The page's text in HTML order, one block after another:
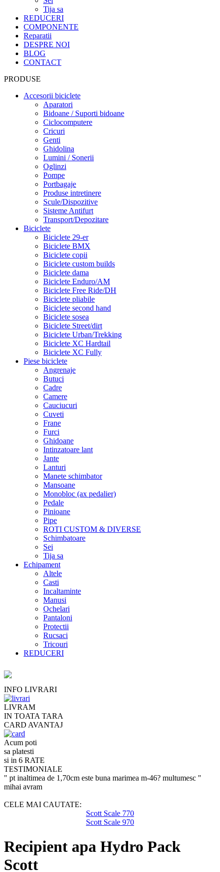
Tija sa
REDUCERI
COMPONENTE
Reparatii
DESPRE NOI
BLOG
CONTACT
PRODUSE
Accesorii biciclete
Aparatori
Bidoane / Suporti bidoane
Ciclocomputere
Cricuri
Genti
Ghidolina
Lumini / Sonerii
Oglinzi
Pompe
Portbagaje
Produse intretinere
Scule/Dispozitive
Sisteme Antifurt
Transport/Depozitare
Biciclete
Biciclete 29-er
Biciclete BMX
Biciclete copii
Biciclete custom builds
Biciclete dama
Biciclete Enduro/AM
Biciclete Free Ride/DH
Biciclete pliabile
Biciclete second hand
Biciclete sosea
Biciclete Street/dirt
Biciclete Urban/Trekking
Biciclete XC Hardtail
Biciclete XC Fully
Piese biciclete
Angrenaje
Butuci
Cadre
Camere
Cauciucuri
Cuveti
Frane
Furci
Ghidoane
Intinzatoare lant
Jante
Lanturi
Manete schimbator
Mansoane
Monobloc (ax pedalier)
Pedale
Pinioane
Pipe
ROTI CUSTOM & DIVERSE
Schimbatoare
Sei
Tija sa
Echipament
Altele
Casti
Incaltaminte
Manusi
Ochelari
Pantaloni
Protectii
Rucsaci
Tricouri
REDUCERI
INFO LIVRARI
LIVRAM
IN TOATA TARA
CARD AVANTAJ
Acum poti
sa platesti
si in 6 RATE
TESTIMONIALE
" pt inaltimea de 1,70cm este buna marimea m-46? multumesc "
mihai avram
CELE MAI CAUTATE:
Scott Scale 770
Scott Scale 970
Recipient apa Hydro Pack
Scott